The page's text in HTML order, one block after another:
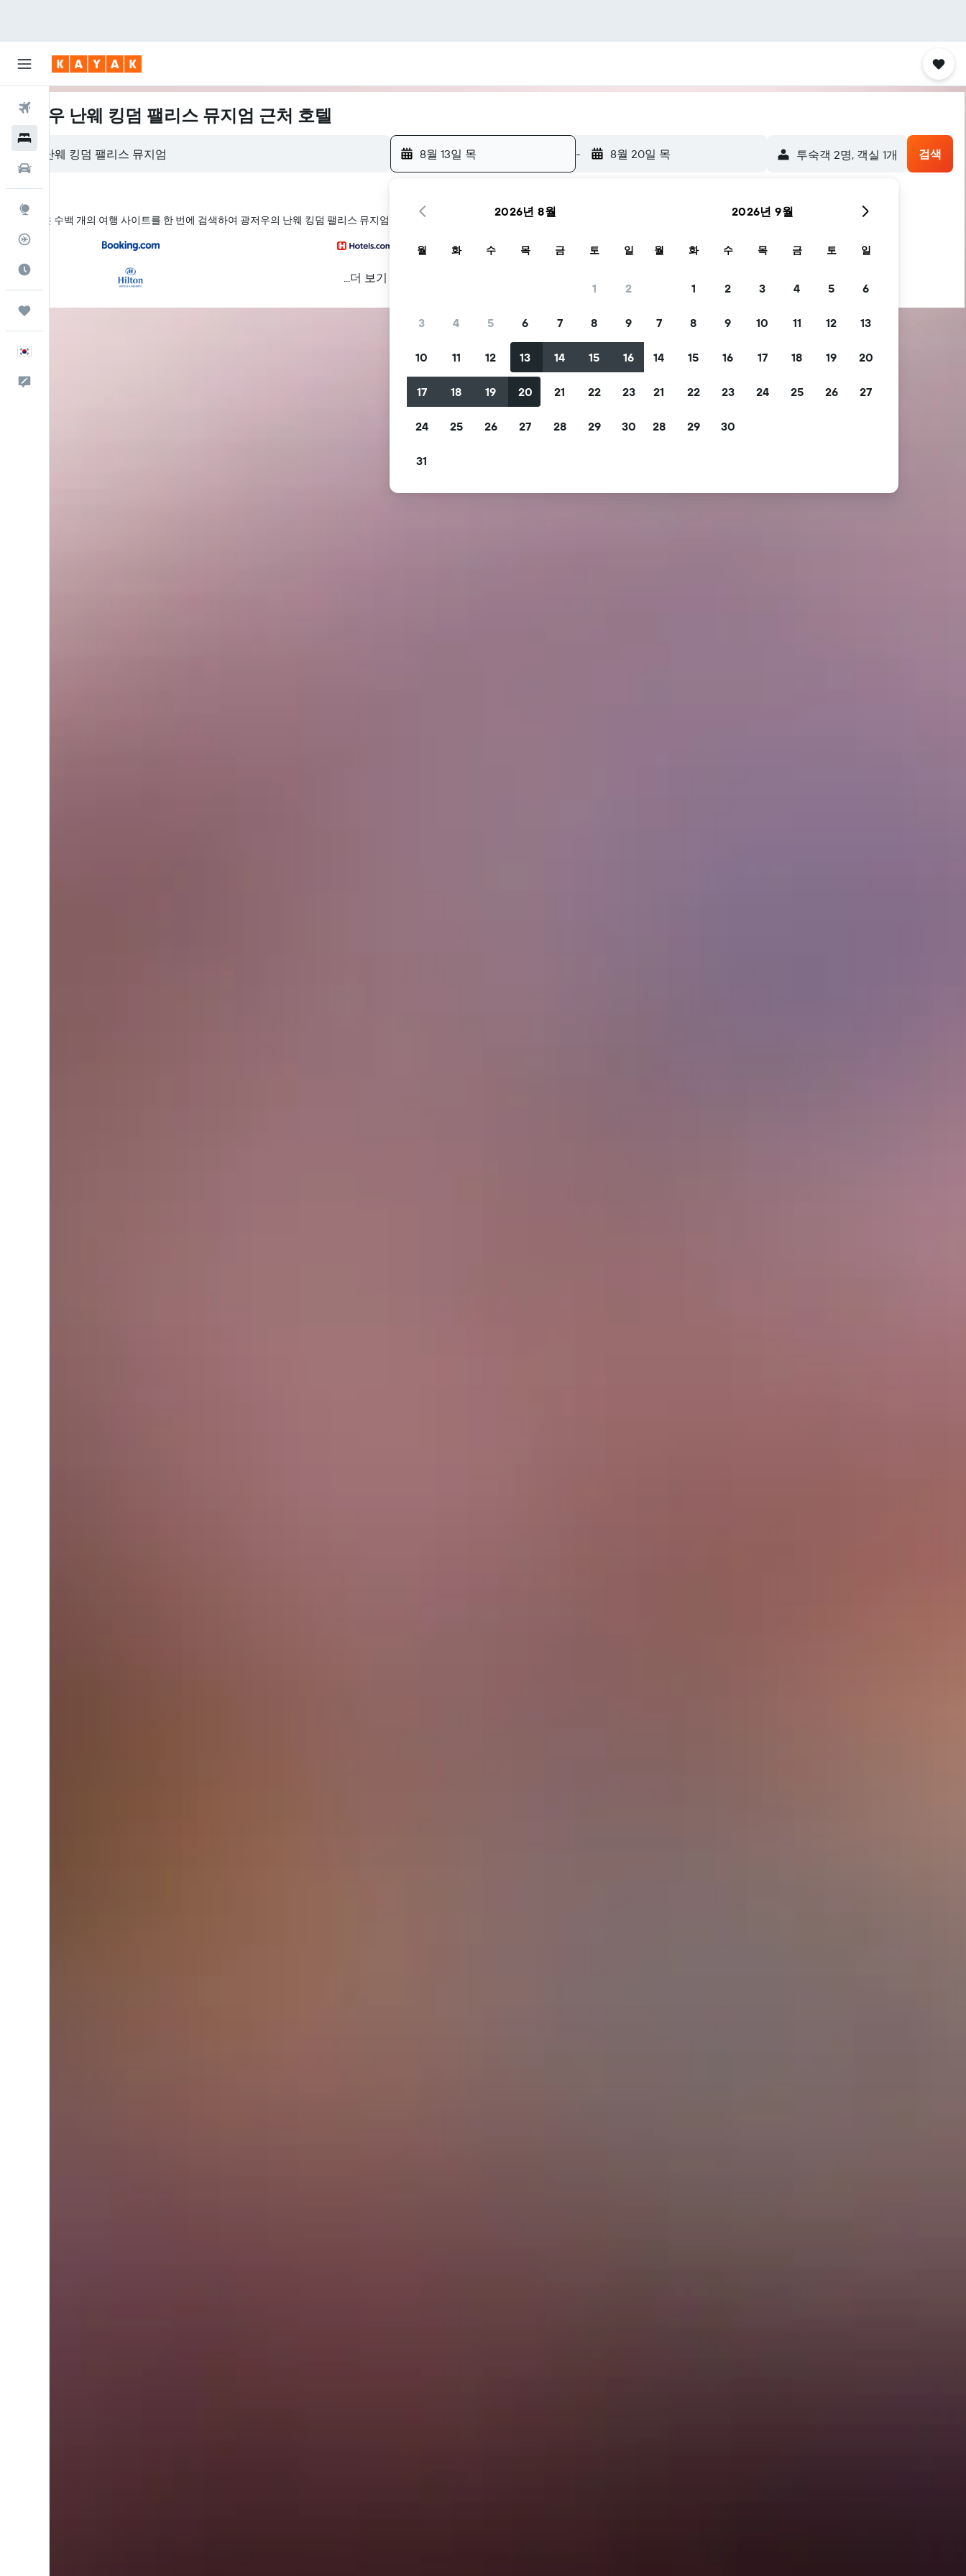
항공권
항공편 추적기
여행 가기 좋은 달
마이트립
광저우 난웨 킹덤 팰리스 뮤지엄 근처 호텔
8월 13일 목 - 8월 20일 목 ​투숙객 2​명, ​객실 1개 검색
KAYAK은 수백 개의 여행 사이트를 한 번에 검색하여 광저우의 난웨 킹덤 팰리스 뮤지엄 호텔을 찾아 드립니다
...더 보기
2026년 8월
월 화 수 목 금 토 일
1 2
3 4 5 6 7 8 9
10 11 12 13 14 15 16
17 18 19 20 21 22 23
24 25 26 27 28 29 30
31
2026년 9월
월 화 수 목 금 토 일
1 2 3 4 5 6
7 8 9 10 11 12 13
14 15 16 17 18 19 20
21 22 23 24 25 26 27
28 29 30